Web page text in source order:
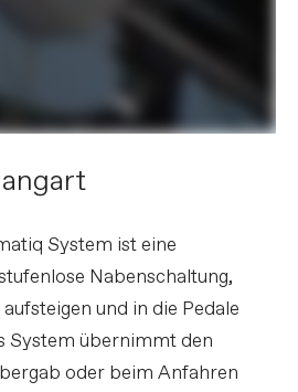
System ist eine
Nabenschaltung,
und in die Pedale
System übernimmt den
oder beim Anfahren